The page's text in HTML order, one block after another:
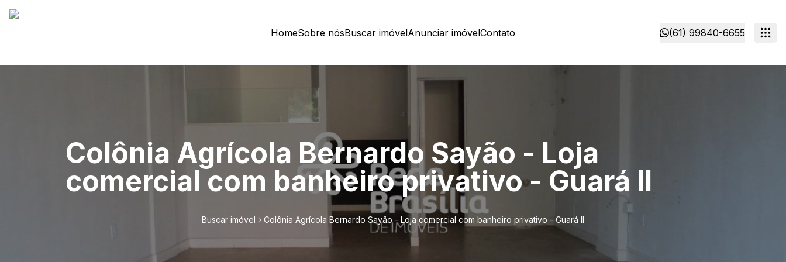
HomeSobre nósBuscar imóvelAnunciar imóvelContato (61) 99840-6655
Colônia Agrícola Bernardo Sayão - Loja
comercial com banheiro privativo - Guará II
Buscar imóvel Colônia Agrícola Bernardo Sayão - Loja comercial com banheiro privativo - Guará II